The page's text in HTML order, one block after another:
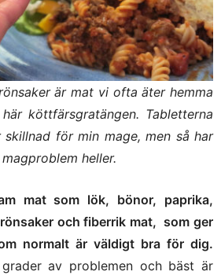
är mat vi ofta äter hemma
köttfärsgratängen. Tabletterna
för min mage, men så har
heller.
mat som lök, bönor, paprika,
och fiberrik mat, som ger
normalt är väldigt bra för dig.
av problemen och bäst är